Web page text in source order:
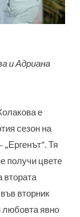
и Адриана
е
сезон на
Тя
получи цвете
втората
вторник
любовта явно